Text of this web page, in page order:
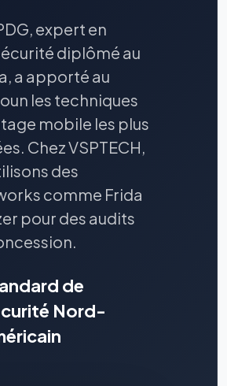
expert en
diplômé au
a apporté au
les techniques
mobile les plus
Chez VSPTECH,
des
comme Frida
pour des audits
de
Nord-